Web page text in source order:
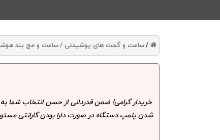
/ساعت و گجت های پوشیدنی /ساعت و مچ بند
خریدار گرامی! ضمن قدردانی از حسن انتخاب شما
شدن پلمپ دستگاه در صورت دارا بودن گارانتی